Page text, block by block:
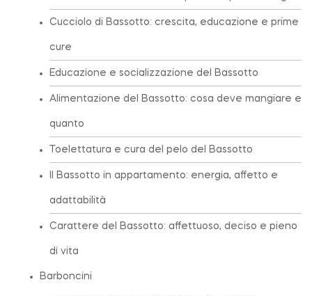
Cucciolo di Bassotto: crescita, educazione e prime
cure
Educazione e socializzazione del Bassotto
Alimentazione del Bassotto: cosa deve mangiare e
quanto
Toelettatura e cura del pelo del Bassotto
Il Bassotto in appartamento: energia, affetto e
adattabilità
Carattere del Bassotto: affettuoso, deciso e pieno
di vita
Barboncini